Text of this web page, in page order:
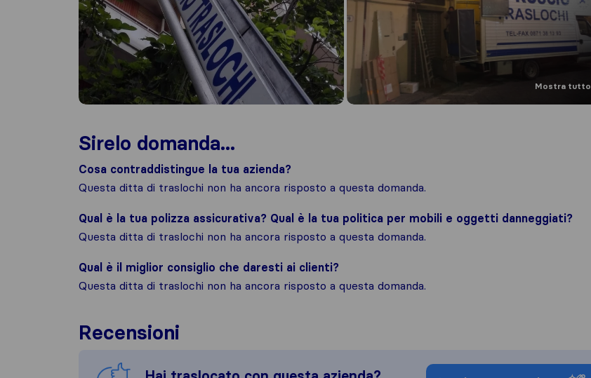
Mostra tutto
Sirelo domanda...
Cosa contraddistingue la tua azienda?
Questa ditta di traslochi non ha ancora risposto a questa domanda.
Qual è la tua polizza assicurativa? Qual è la tua politica per mobili e oggetti danneggiati?
Questa ditta di traslochi non ha ancora risposto a questa domanda.
Qual è il miglior consiglio che daresti ai clienti?
Questa ditta di traslochi non ha ancora risposto a questa domanda.
Recensioni